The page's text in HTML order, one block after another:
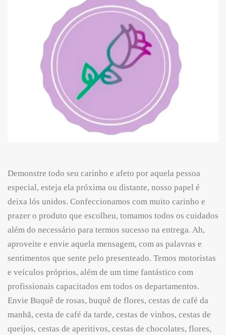
Demonstre todo seu carinho e afeto por aquela pessoa
especial, esteja ela próxima ou distante, nosso papel é
deixa lós unidos. Confeccionamos com muito carinho e
prazer o produto que escolheu, tomamos todos os cuidados
além do necessário para termos sucesso na entrega. Ah,
aproveite e envie aquela mensagem, com as palavras e
sentimentos que sente pelo presenteado. Temos motoristas
e veículos próprios, além de um time fantástico com
profissionais capacitados em todos os departamentos.
Envie Buquê de rosas, buquê de flores, cestas de café da
manhã, cesta de café da tarde, cestas de vinhos, cestas de
queijos, cestas de aperitivos, cestas de chocolates, flores,